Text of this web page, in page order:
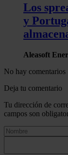
Los
y
Aleasoft
No hay comentarios
Deja tu comentario
Tu dirección de
campos son